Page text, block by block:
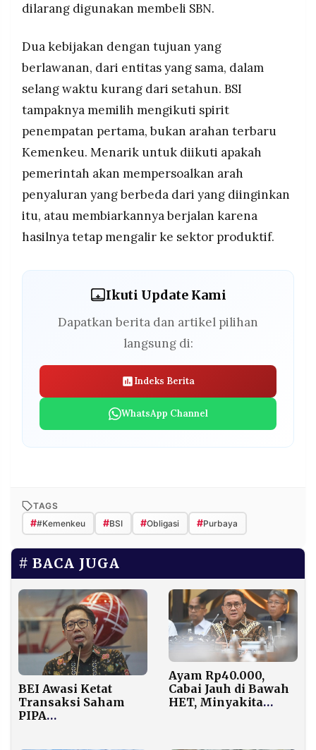
dilarang digunakan membeli SBN.
Dua kebijakan dengan tujuan yang
berlawanan, dari entitas yang sama, dalam
selang waktu kurang dari setahun. BSI
tampaknya memilih mengikuti spirit
penempatan pertama, bukan arahan terbaru
Kemenkeu. Menarik untuk diikuti apakah
pemerintah akan mempersoalkan arah
penyaluran yang berbeda dari yang diinginkan
itu, atau membiarkannya berjalan karena
hasilnya tetap mengalir ke sektor produktif.
Ikuti Update Kami
Dapatkan berita dan artikel pilihan
langsung di:
Indeks Berita
WhatsApp Channel
TAGS
##Kemenkeu #BSI #Obligasi #Purbaya
BACA JUGA
BEI Awasi Ketat
Transaksi Saham
PIPA
Ayam Rp40.000,
Cabai Jauh di Bawah
HET, Minyakita